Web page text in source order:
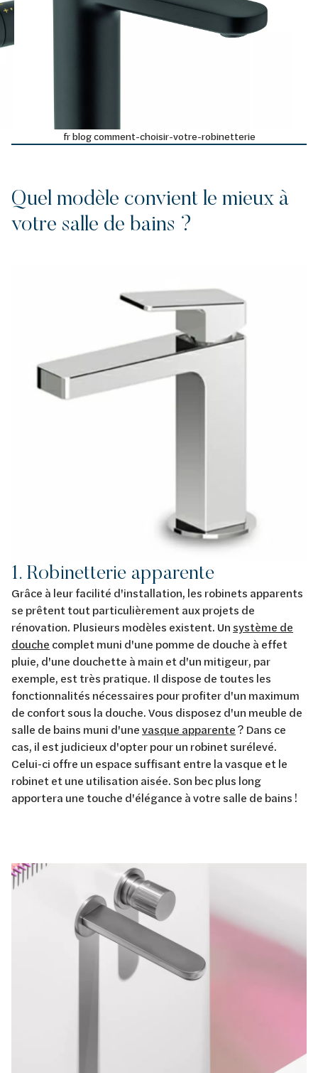
fr blog comment-choisir-votre-robinetterie
Quel modèle convient le mieux à
votre salle de bains ?
1. Robinetterie apparente
Grâce à leur facilité d'installation, les robinets apparents
se prêtent tout particulièrement aux projets de
rénovation. Plusieurs modèles existent. Un système de
douche complet muni d'une pomme de douche à effet
pluie, d'une douchette à main et d'un mitigeur, par
exemple, est très pratique. Il dispose de toutes les
fonctionnalités nécessaires pour profiter d'un maximum
de confort sous la douche. Vous disposez d'un meuble de
salle de bains muni d'unevasque apparente? Dans ce
cas, il est judicieux d'opter pour un robinet surélevé.
Celui-ci offre un espace suffisant entre la vasque et le
robinet et une utilisation aisée. Son bec plus long
apportera une touche d'élégance à votre salle de bains !